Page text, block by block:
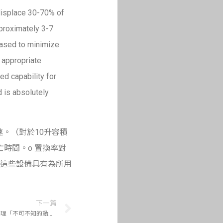
30-70% of
3-7
to minimize
capability for
is absolutely
（對於10升容積
時間。o 置換率對
些設備具有為所用
下一篇
{轉知}國家實驗研究院國家實驗動物中心辦理「不可不知的動物實驗大小事」課程開放報名，敬邀各單位實驗動物相關人員參加，歡迎踴躍報名